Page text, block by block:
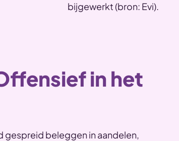
bijgewerkt (bron: Evi).
in het
gespreid beleggen in aandelen,